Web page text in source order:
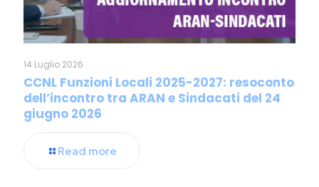
14 Luglio 2026
CCNL Funzioni Locali 2025-2027: resoconto
dell’incontro tra ARAN e Sindacati del 24
giugno 2026
Read more